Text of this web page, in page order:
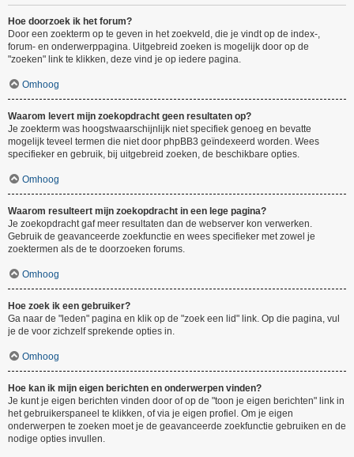
Hoe doorzoek ik het forum?
Door een zoekterm op te geven in het zoekveld, die je vindt op de index-,
forum- en onderwerppagina. Uitgebreid zoeken is mogelijk door op de
"zoeken" link te klikken, deze vind je op iedere pagina.
Omhoog
Waarom levert mijn zoekopdracht geen resultaten op?
Je zoekterm was hoogstwaarschijnlijk niet specifiek genoeg en bevatte
mogelijk teveel termen die niet door phpBB3 geïndexeerd worden. Wees
specifieker en gebruik, bij uitgebreid zoeken, de beschikbare opties.
Omhoog
Waarom resulteert mijn zoekopdracht in een lege pagina?
Je zoekopdracht gaf meer resultaten dan de webserver kon verwerken.
Gebruik de geavanceerde zoekfunctie en wees specifieker met zowel je
zoektermen als de te doorzoeken forums.
Omhoog
Hoe zoek ik een gebruiker?
Ga naar de "leden" pagina en klik op de "zoek een lid" link. Op die pagina, vul
je de voor zichzelf sprekende opties in.
Omhoog
Hoe kan ik mijn eigen berichten en onderwerpen vinden?
Je kunt je eigen berichten vinden door of op de "toon je eigen berichten" link in
het gebruikerspaneel te klikken, of via je eigen profiel. Om je eigen
onderwerpen te zoeken moet je de geavanceerde zoekfunctie gebruiken en de
nodige opties invullen.